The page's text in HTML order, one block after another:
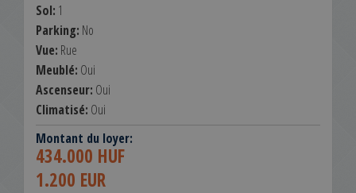
Sol: 1
Parking: No
Vue: Rue
Meublé: Oui
Ascenseur: Oui
Climatisé: Oui
Montant du loyer:
434.000 HUF
1.200 EUR